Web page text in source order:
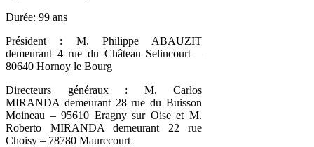
Durée: 99 ans
Président : M. Philippe ABAUZIT
demeurant 4 rue du Château Selincourt –
80640 Hornoy le Bourg
Directeurs généraux : M. Carlos
MIRANDA demeurant 28 rue du Buisson
Moineau – 95610 Eragny sur Oise et M.
Roberto MIRANDA demeurant 22 rue
Choisy – 78780 Maurecourt